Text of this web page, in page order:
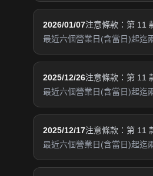
2026/01/07注意條款：第 11
最近六個營業日(含當日)起迄
2025/12/26注意條款：第 11
最近六個營業日(含當日)起迄
2025/12/17注意條款：第 11
最近六個營業日(含當日)起迄